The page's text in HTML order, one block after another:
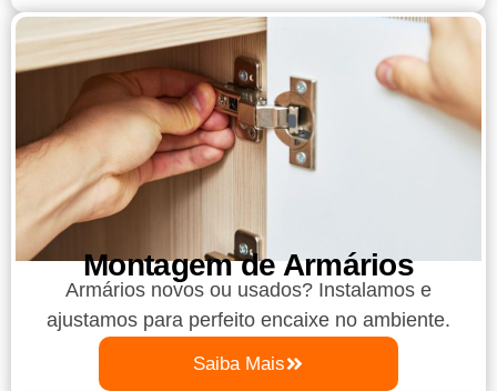
Montagem de Armários
Armários novos ou usados? Instalamos e
ajustamos para perfeito encaixe no ambiente.
Saiba Mais